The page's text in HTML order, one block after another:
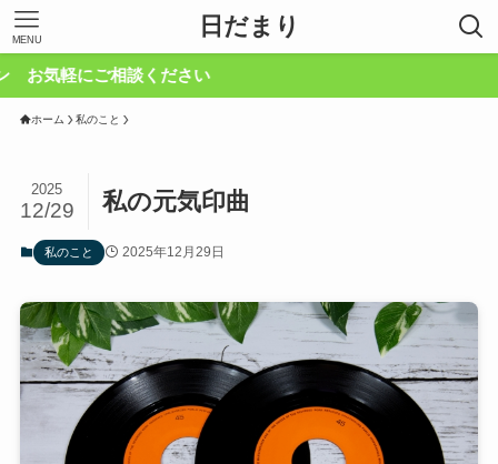
日だまり
MENU
にご相談ください
ホーム 私のこと
私の元気印曲
2025
12/29
私のこと 2025年12月29日